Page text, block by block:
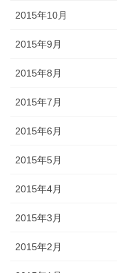
2015年10月
2015年9月
2015年8月
2015年7月
2015年6月
2015年5月
2015年4月
2015年3月
2015年2月